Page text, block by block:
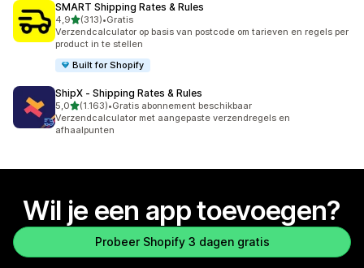
SMART Shipping Rates & Rules
4,9van 5 sterren
(313)
313 recensies in totaal
•Gratis
Verzendcalculator op basis van postcode om tarieven en regels per
product in te stellen
Built for Shopify
ShipX ‑ Shipping Rates & Rules
5,0van 5 sterren
(1.163)
1163 recensies in totaal
•Gratis abonnement beschikbaar
Verzendcalculator met aangepaste verzendregels en
afhaalpunten
Wil je een app toevoegen?
Probeer Shopify 3 dagen gratis